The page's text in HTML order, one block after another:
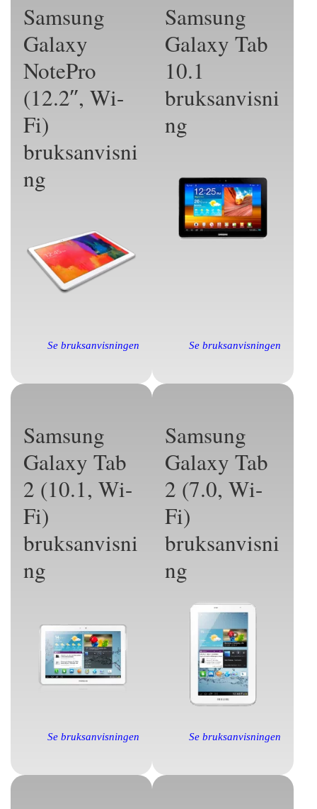
Samsung
Galaxy
NotePro
(12.2″, Wi-
Fi)
bruksanvisni
ng
Se bruksanvisningen
Samsung
Galaxy Tab
10.1
bruksanvisni
ng
Se bruksanvisningen
Samsung
Galaxy Tab
2 (10.1, Wi-
Fi)
bruksanvisni
ng
Se bruksanvisningen
Samsung
Galaxy Tab
2 (7.0, Wi-
Fi)
bruksanvisni
ng
Se bruksanvisningen